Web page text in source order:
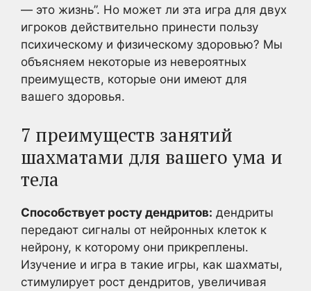
— это жизнь”. Но может ли эта игра для двух
игроков действительно принести пользу
психическому и физическому здоровью? Мы
объясняем некоторые из невероятных
преимуществ, которые они имеют для
вашего здоровья.
7 преимуществ занятий
шахматами для вашего ума и
тела
Способствует росту дендритов: дендриты
передают сигналы от нейронных клеток к
нейрону, к которому они прикреплены.
Изучение и игра в такие игры, как шахматы,
стимулирует рост дендритов, увеличивая